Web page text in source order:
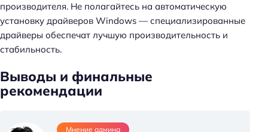
производителя. Не полагайтесь на автоматическую
установку драйверов Windows — специализированные
драйверы обеспечат лучшую производительность и
стабильность.
Выводы и финальные
рекомендации
Мнение админа